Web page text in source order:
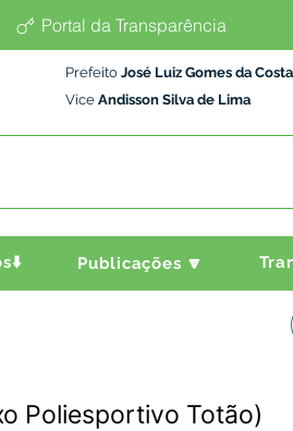
Portal da Transparência
Prefeito José Luiz Gomes da Costa
Vice Andisson Silva de Lima
Publicações 🔽
Poliesportivo Totão)